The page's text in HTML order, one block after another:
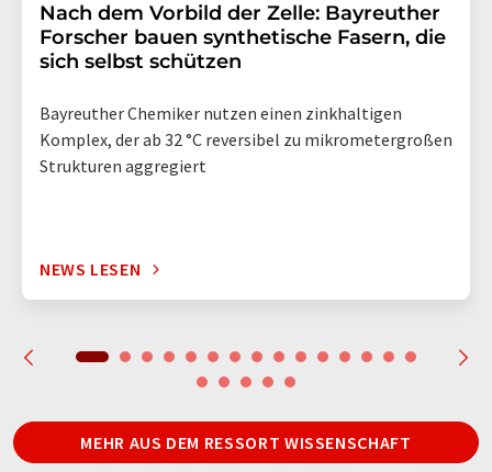
Nach dem Vorbild der Zelle: Bayreuther
Forscher bauen synthetische Fasern, die
sich selbst schützen
Bayreuther Chemiker nutzen einen zinkhaltigen
Komplex, der ab 32 °C reversibel zu mikrometergroßen
Strukturen aggregiert
NEWS LESEN
MEHR AUS DEM RESSORT WISSENSCHAFT